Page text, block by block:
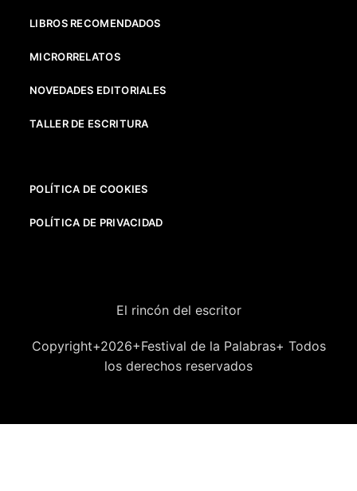
LIBROS RECOMENDADOS
MICRORRELATOS
NOVEDADES EDITORIALES
TALLER DE ESCRITURA
POLÍTICA DE COOKIES
POLÍTICA DE PRIVACIDAD
El rincón del escritor
Copyright+2026+Festival de la Palabras+ Todos
los derechos reservados